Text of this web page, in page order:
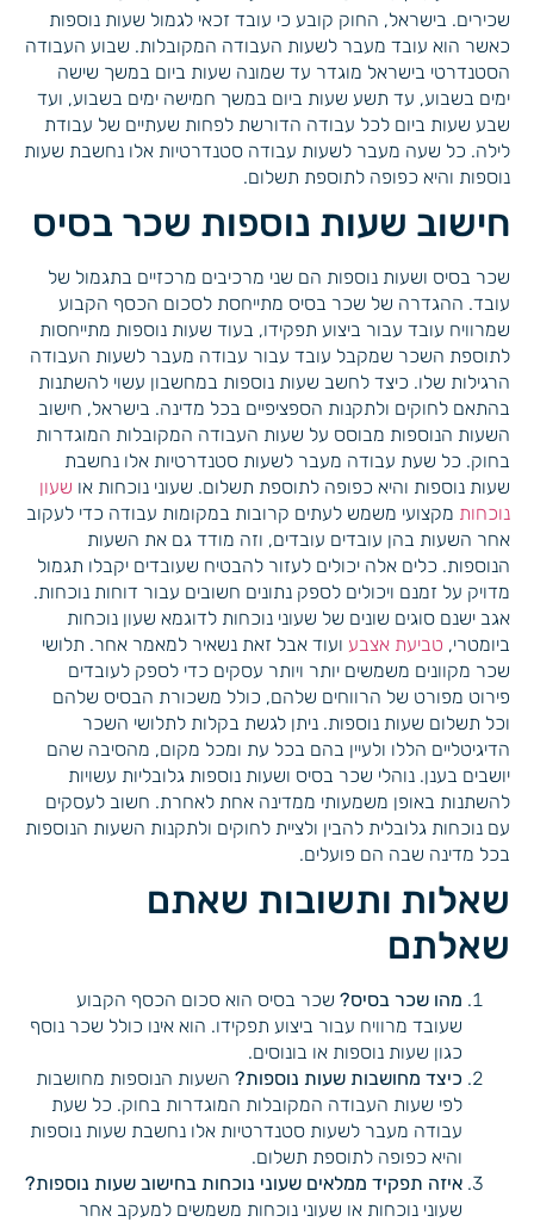
שכירים. בישראל, החוק קובע כי עובד זכאי לגמול שעות נוספות
כאשר הוא עובד מעבר לשעות העבודה המקובלות. שבוע העבודה
הסטנדרטי בישראל מוגדר עד שמונה שעות ביום במשך שישה
ימים בשבוע, עד תשע שעות ביום במשך חמישה ימים בשבוע, ועד
שבע שעות ביום לכל עבודה הדורשת לפחות שעתיים של עבודת
לילה. כל שעה מעבר לשעות עבודה סטנדרטיות אלו נחשבת שעות
נוספות והיא כפופה לתוספת תשלום.
חישוב שעות נוספות שכר בסיס
שכר בסיס ושעות נוספות הם שני מרכיבים מרכזיים בתגמול של
עובד. ההגדרה של שכר בסיס מתייחסת לסכום הכסף הקבוע
שמרוויח עובד עבור ביצוע תפקידו, בעוד שעות נוספות מתייחסות
לתוספת השכר שמקבל עובד עבור עבודה מעבר לשעות העבודה
הרגילות שלו. כיצד לחשב שעות נוספות במחשבון עשוי להשתנות
בהתאם לחוקים ולתקנות הספציפיים בכל מדינה. בישראל, חישוב
השעות הנוספות מבוסס על שעות העבודה המקובלות המוגדרות
בחוק. כל שעת עבודה מעבר לשעות סטנדרטיות אלו נחשבת
שעות נוספות והיא כפופה לתוספת תשלום. שעוני נוכחות או שעון
נוכחות מקצועי משמש לעתים קרובות במקומות עבודה כדי לעקוב
אחר השעות בהן עובדים עובדים, וזה מודד גם את השעות
הנוספות. כלים אלה יכולים לעזור להבטיח שעובדים יקבלו תגמול
מדויק על זמנם ויכולים לספק נתונים חשובים עבור דוחות נוכחות.
אגב ישנם סוגים שונים של שעוני נוכחות לדוגמא שעון נוכחות
ביומטרי, טביעת אצבע ועוד אבל זאת נשאיר למאמר אחר. תלושי
שכר מקוונים משמשים יותר ויותר עסקים כדי לספק לעובדים
פירוט מפורט של הרווחים שלהם, כולל משכורת הבסיס שלהם
וכל תשלום שעות נוספות. ניתן לגשת בקלות לתלושי השכר
הדיגיטליים הללו ולעיין בהם בכל עת ומכל מקום, מהסיבה שהם
יושבים בענן. נוהלי שכר בסיס ושעות נוספות גלובליות עשויות
להשתנות באופן משמעותי ממדינה אחת לאחרת. חשוב לעסקים
עם נוכחות גלובלית להבין ולציית לחוקים ולתקנות השעות הנוספות
בכל מדינה שבה הם פועלים.
שאלות ותשובות שאתם
שאלתם
מהו שכר בסיס? שכר בסיס הוא סכום הכסף הקבוע
שעובד מרוויח עבור ביצוע תפקידו. הוא אינו כולל שכר נוסף
כגון שעות נוספות או בונוסים.
כיצד מחושבות שעות נוספות? השעות הנוספות מחושבות
לפי שעות העבודה המקובלות המוגדרות בחוק. כל שעת
עבודה מעבר לשעות סטנדרטיות אלו נחשבת שעות נוספות
והיא כפופה לתוספת תשלום.
איזה תפקיד ממלאים שעוני נוכחות בחישוב שעות נוספות?
שעוני נוכחות או שעוני נוכחות משמשים למעקב אחר